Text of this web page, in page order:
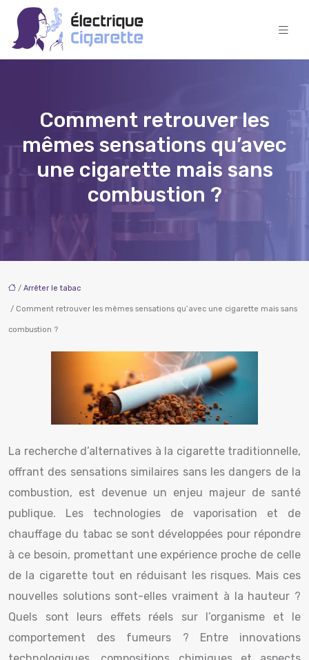
Comment retrouver les
mêmes sensations qu’avec
une cigarette mais sans
combustion ?
/ Arrêter le tabac
/ Comment retrouver les mêmes sensations qu’avec une cigarette mais sans
combustion ?
La recherche d’alternatives à la cigarette traditionnelle,
offrant des sensations similaires sans les dangers de la
combustion, est devenue un enjeu majeur de santé
publique. Les technologies de vaporisation et de
chauffage du tabac se sont développées pour répondre
à ce besoin, promettant une expérience proche de celle
de la cigarette tout en réduisant les risques. Mais ces
nouvelles solutions sont-elles vraiment à la hauteur ?
Quels sont leurs effets réels sur l’organisme et le
comportement des fumeurs ? Entre innovations